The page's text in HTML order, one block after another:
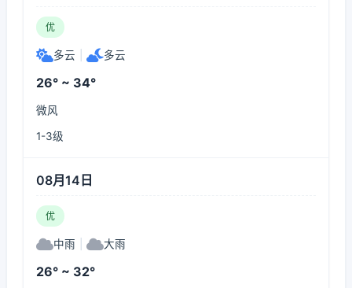
优
多云 多云
26° ~ 34°
微风
1-3级
08月14日
优
中雨 大雨
26° ~ 32°